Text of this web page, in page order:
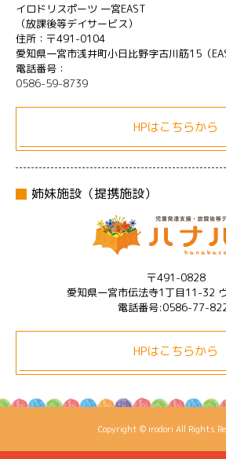
イロドリスポーツ 一宮EAST
（放課後等デイサービス）
住所：〒491-0104
愛知県一宮市浅井町小日比野字古川筋15（
電話番号：
0586-59-8739
HPはこちらから
姉妹施設（提携施設）
〒491-0828
愛知県一宮市伝法寺1丁目11-32
電話番号:0586-77-
HPはこちらから
Copyright © irodori All Rights